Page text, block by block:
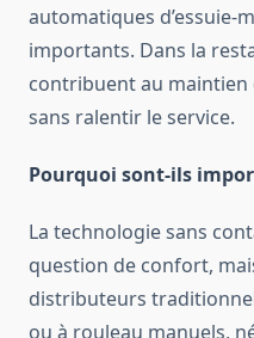
automatiques
importants. Dans la
contribuent au
sans ralentir le service.
Pourquoi sont-ils
La technologie sans
question de confort,
distributeurs
ou à rouleau manuels,